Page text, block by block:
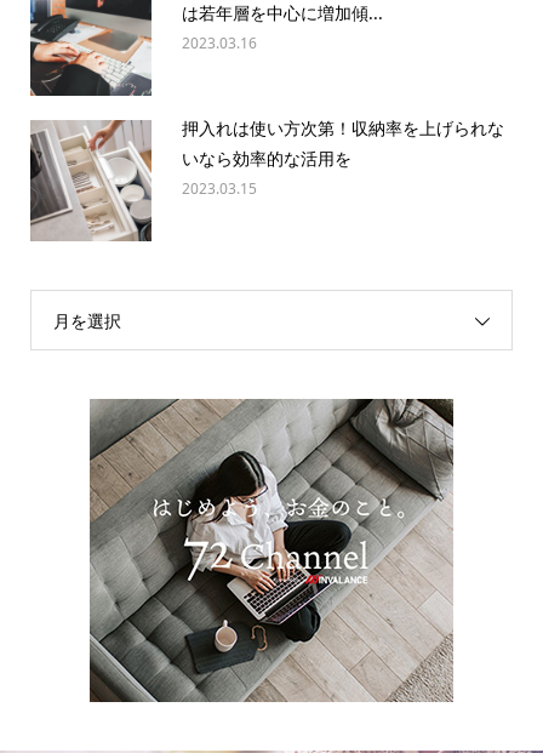
は若年層を中心に増加傾...
2023.03.16
押入れは使い方次第！収納率を上げられな
いなら効率的な活用を
2023.03.15
月を選択